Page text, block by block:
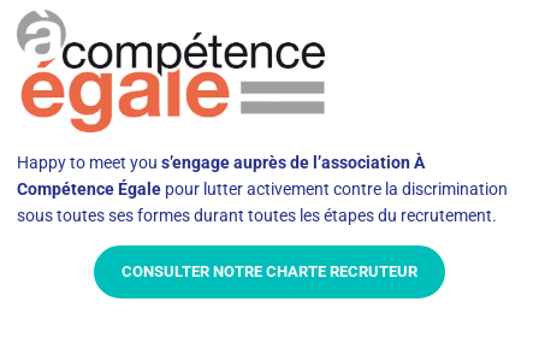
Happy to meet you s’engage auprès de l’association À
Compétence Égale pour lutter activement contre la discrimination
sous toutes ses formes durant toutes les étapes du recrutement.
CONSULTER NOTRE CHARTE RECRUTEUR